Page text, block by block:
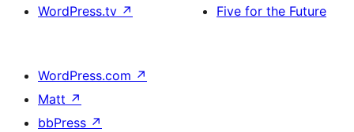
WordPress.tv ↗
Five for the Future
WordPress.com ↗
Matt ↗
bbPress ↗